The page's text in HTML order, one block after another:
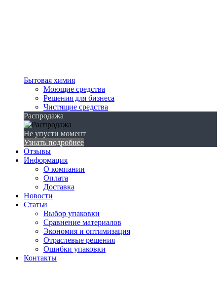
Бытовая химия
Моющие средства
Решения для бизнеса
Чистящие средства
Распродажа
Не упусти момент
Узнать подробнее
Отзывы
Информация
О компании
Оплата
Доставка
Новости
Статьи
Выбор упаковки
Сравнение материалов
Экономия и оптимизация
Отраслевые решения
Ошибки упаковки
Контакты